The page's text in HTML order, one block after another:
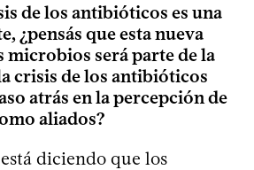
de los antibióticos es una
¿pensás que esta nueva
microbios será parte de la
crisis de los antibióticos
atrás en la percepción de
aliados?
diciendo que los